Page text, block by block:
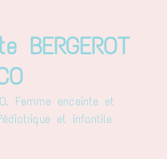
BERGEROT
Femme enceinte et
et infantile